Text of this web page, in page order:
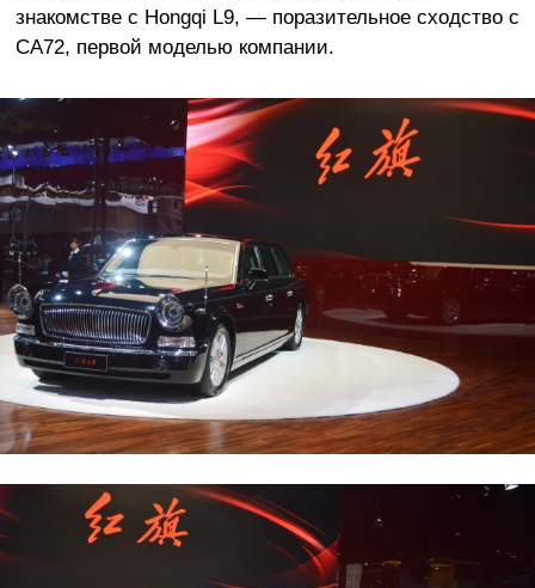
знакомстве с Hongqi L9, — поразительное сходство с
CA72, первой моделью компании.